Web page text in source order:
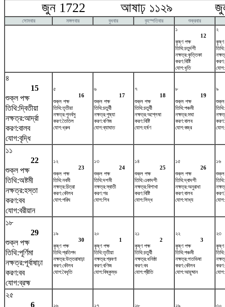
জুন 1722 আষাঢ় ১১২৯
সোমবার মঙ্গলবার বুধবার বৃহস্পতিবার
শুক্রবার
১
12
কৃষ্ণ পক্ষ
তিথি:চতুর্দশী
নক্ষত্র:কৃত্তিকা
করণ:বিষ্টি
যোগ:ধৃতি
২
কৃষ্ণ
৪
15
শুক্ল পক্ষ
তিথি:দ্বিতীয়া
নক্ষত্র:আর্দ্রা
করণ:বালব
যোগ:বৃদ্ধি
৫
16
শুক্ল পক্ষ
তিথি:তৃতীয়া
নক্ষত্র:পুনর্বসু
করণ:তৈতিল
যোগ:ধ্রুব
৬
17
শুক্ল পক্ষ
তিথি:চতুর্থী
নক্ষত্র:পুষ্যা
করণ:বণিজ
যোগ:ব্যাঘাত
৭
18
শুক্ল পক্ষ
তিথি:চতুর্থী
নক্ষত্র:অশ্লেষা
করণ:বিষ্টি
যোগ:হর্ষণ
৮
19
শুক্ল পক্ষ
তিথি:পঞ্চমী
নক্ষত্র:মঘা
করণ:বালব
যোগ:বজ্র
৯
শুক্ল
১১
22
শুক্ল পক্ষ
তিথি:অষ্টমী
নক্ষত্র:হস্তা
করণ:বব
যোগ:বরীয়ান
১২
23
শুক্ল পক্ষ
তিথি:নবমী
নক্ষত্র:চিত্রা
করণ:কৌলব
যোগ:পরিঘ
১৩
24
শুক্ল পক্ষ
তিথি:দশমী
নক্ষত্র:স্বাতী
করণ:গর
যোগ:শিব
১৪
25
শুক্ল পক্ষ
তিথি:একাদশী
নক্ষত্র:বিশাখা
করণ:বিষ্টি
যোগ:সিদ্ধ
১৫
26
শুক্ল পক্ষ
তিথি:দ্বাদশী
নক্ষত্র:অনুরাধা
করণ:বালব
যোগ:সাধ্য
১৬
শুক্ল
১৮
29
শুক্ল পক্ষ
তিথি:পূর্ণিমা
নক্ষত্র:পূর্বাষাঢ়া
করণ:বব
যোগ:ব্রহ্ম
১৯
30
কৃষ্ণ পক্ষ
তিথি:প্রতিপদ
নক্ষত্র:উত্তরাষাঢ়া
করণ:কৌলব
যোগ:বৈধৃতি
২০
1
কৃষ্ণ পক্ষ
তিথি:তৃতীয়া
নক্ষত্র:শ্রবণা
করণ:বণিজ
যোগ:বিষ্কুম্ভ
২১
2
কৃষ্ণ পক্ষ
তিথি:চতুর্থী
নক্ষত্র:ধনিষ্ঠা
করণ:বব
যোগ:প্রীতি
২২
3
কৃষ্ণ পক্ষ
তিথি:পঞ্চমী
নক্ষত্র:শতভিষ‌া
করণ:কৌলব
যোগ:আয়ুষ্মান
২৩
কৃষ্ণ
২৫
6
২৬
২৭
২৮
২৯
৩০